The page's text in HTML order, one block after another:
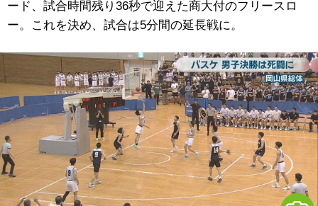
ード、試合時間残り36秒で迎えた商大付のフリースロ
ー。これを決め、試合は5分間の延長戦に。